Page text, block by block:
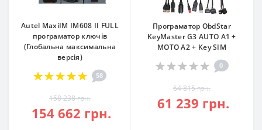
Autel MaxiIM IM608 II FULL
програматор ключів
(Глобальна максимальна
версія)
58
158 238 грн.
154 662 грн.
Програматор ObdStar
KeyMaster G3 AUTO А1 +
MOTO А2 + Key SIM
0
64 815 грн.
61 239 грн.